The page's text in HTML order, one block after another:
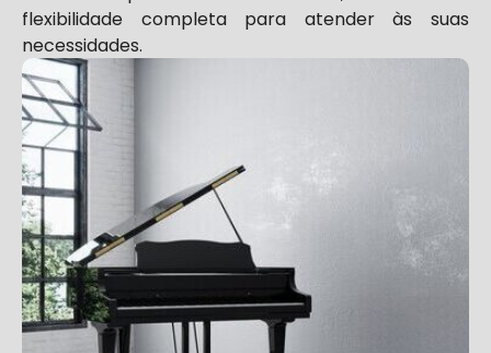
flexibilidade completa para atender às suas
necessidades.